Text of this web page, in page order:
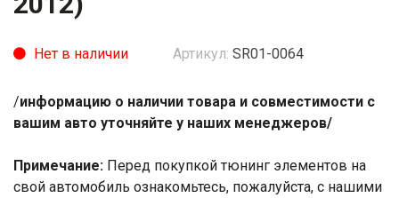
Артикул: SR01-0064
Нет в наличии
/информацию о наличии товара и совместимости с
вашим авто уточняйте у наших менеджеров/
Примечание: Перед покупкой тюнинг элементов на
свой автомобиль ознакомьтесь, пожалуйста, с нашими